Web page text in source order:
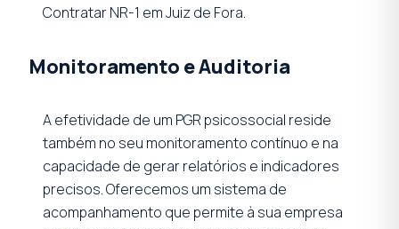
Contratar NR-1 em Juiz de Fora.
Monitoramento e Auditoria
A efetividade de um PGR psicossocial reside
também no seu monitoramento contínuo e na
capacidade de gerar relatórios e indicadores
precisos. Oferecemos um sistema de
acompanhamento que permite à sua empresa